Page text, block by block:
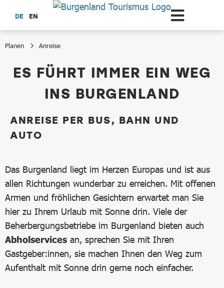
Zum Hauptinhalt springen
DE EN
Planen Anreise
AnreiseES FÜHRT IMMER EIN WEG
INS BURGENLAND
ANREISE PER BUS, BAHN UND
AUTO
Das Burgenland liegt im Herzen Europas und ist aus
allen Richtungen wunderbar zu erreichen. Mit offenen
Armen und fröhlichen Gesichtern erwartet man Sie
hier zu Ihrem Urlaub mit Sonne drin. Viele der
Beherbergungsbetriebe im Burgenland bieten auch
Abholservices an, sprechen Sie mit Ihren
Gastgeber:innen, sie machen Ihnen den Weg zum
Aufenthalt mit Sonne drin gerne noch einfacher.